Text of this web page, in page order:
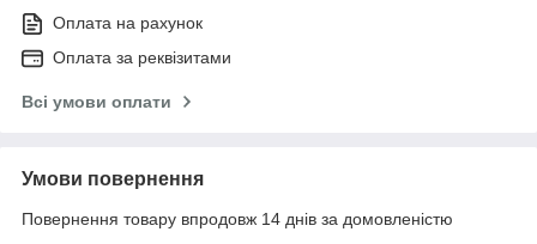
Оплата на рахунок
Оплата за реквізитами
Всі умови оплати
Умови повернення
Повернення товару впродовж 14 днів за домовленістю